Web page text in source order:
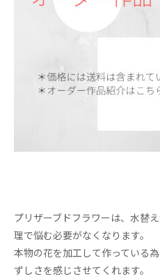
プリザーブドフラワーは、水替
理で悩む必要がなくなります。
本物の花を加工して作っている
ずしさを感じさせてくれます。